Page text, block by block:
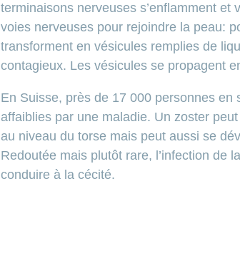
terminaisons nerveuses s’enflamment
voies nerveuses pour rejoindre la peau:
transforment en vésicules remplies de
contagieux. Les vésicules se propagent
En Suisse, près de 17 000 personnes
affaiblies par une maladie. Un zoster
au niveau du torse mais peut aussi se
Redoutée mais plutôt rare, l’infection de
conduire à la cécité.